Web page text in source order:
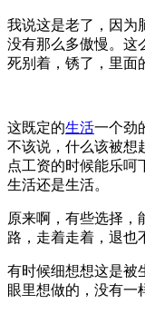
我说这是老了，因为
没有那么多傲慢。这
死别着，锈了，里面
这既定的生活一个劲
不该说，什么该被想
点工资的时候能乐呵
生活还是生活。
原来啊，有些选择，
路，走着走着，退也
有时候细想想这是被
眼里想做的，没有一